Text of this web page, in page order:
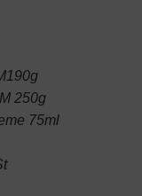
250g
75ml